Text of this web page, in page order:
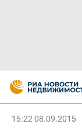
15:22 08.09.2015